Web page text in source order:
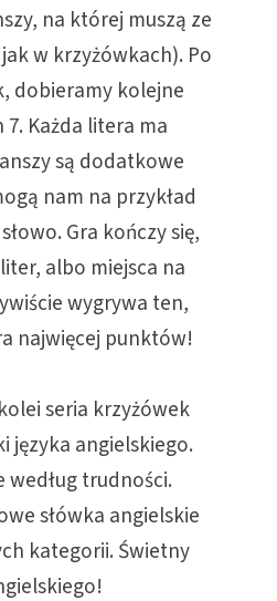
na której muszą ze
w krzyżówkach). Po
dobieramy kolejne
Każda litera ma
są dodatkowe
nam na przykład
Gra kończy się,
albo miejsca na
wygrywa ten,
najwięcej punktów!
seria krzyżówek
języka angielskiego.
trudności.
słówka angielskie
kategorii. Świetny